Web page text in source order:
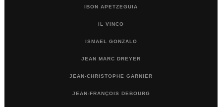
IBON APETZEGUIA
IL VINCO
ISMAEL GONZALO
JEAN MARC DREYER
JEAN-CHRISTOPHE GARNIER
JEAN-FRANÇOIS DEBOURG